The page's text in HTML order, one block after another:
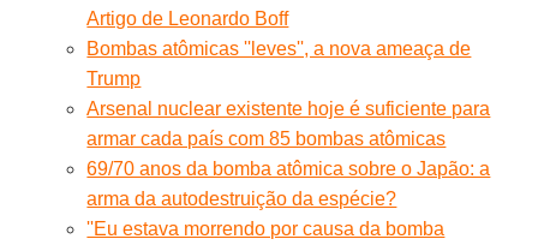
Artigo de Leonardo Boff
Bombas atômicas ''leves'', a nova ameaça de
Trump
Arsenal nuclear existente hoje é suficiente para
armar cada país com 85 bombas atômicas
69/70 anos da bomba atômica sobre o Japão: a
arma da autodestruição da espécie?
''Eu estava morrendo por causa da bomba